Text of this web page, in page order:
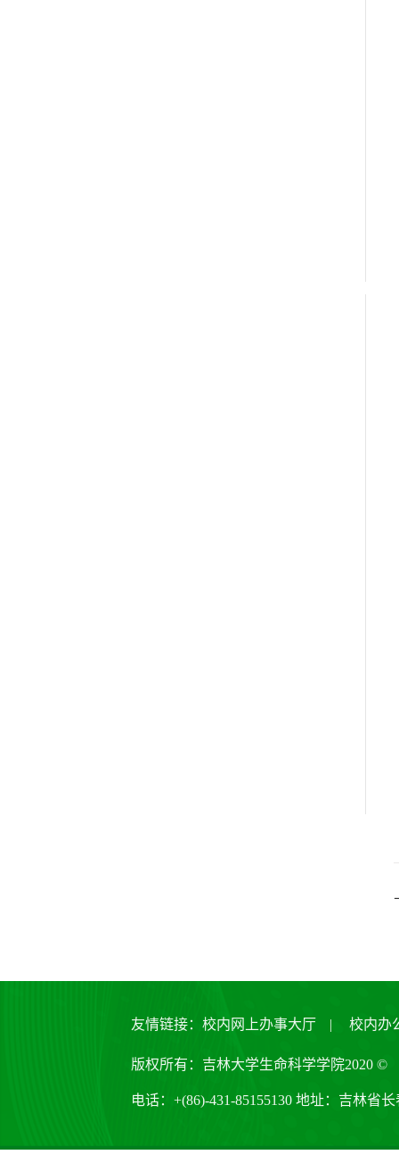
友情链接： 校内网上办事大厅 | 校内办
版权所有：吉林大学生命科学学院2020 ©
电话：+(86)-431-85155130 地址：吉林省